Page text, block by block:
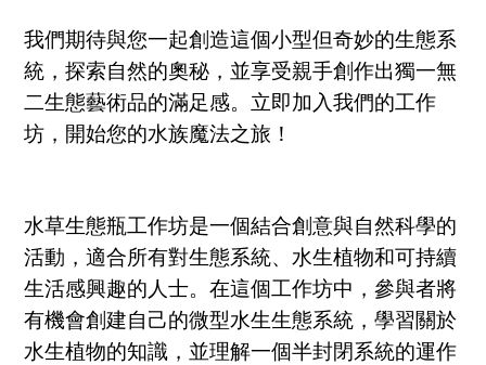
我們期待與您一起創造這個小型但奇妙的生態系
統，探索自然的奧秘，並享受親手創作出獨一無
二生態藝術品的滿足感。立即加入我們的工作
坊，開始您的水族魔法之旅！
水草生態瓶工作坊是一個結合創意與自然科學的
活動，適合所有對生態系統、水生植物和可持續
生活感興趣的人士。在這個工作坊中，參與者將
有機會創建自己的微型水生生態系統，學習關於
水生植物的知識，並理解一個半封閉系統的運作